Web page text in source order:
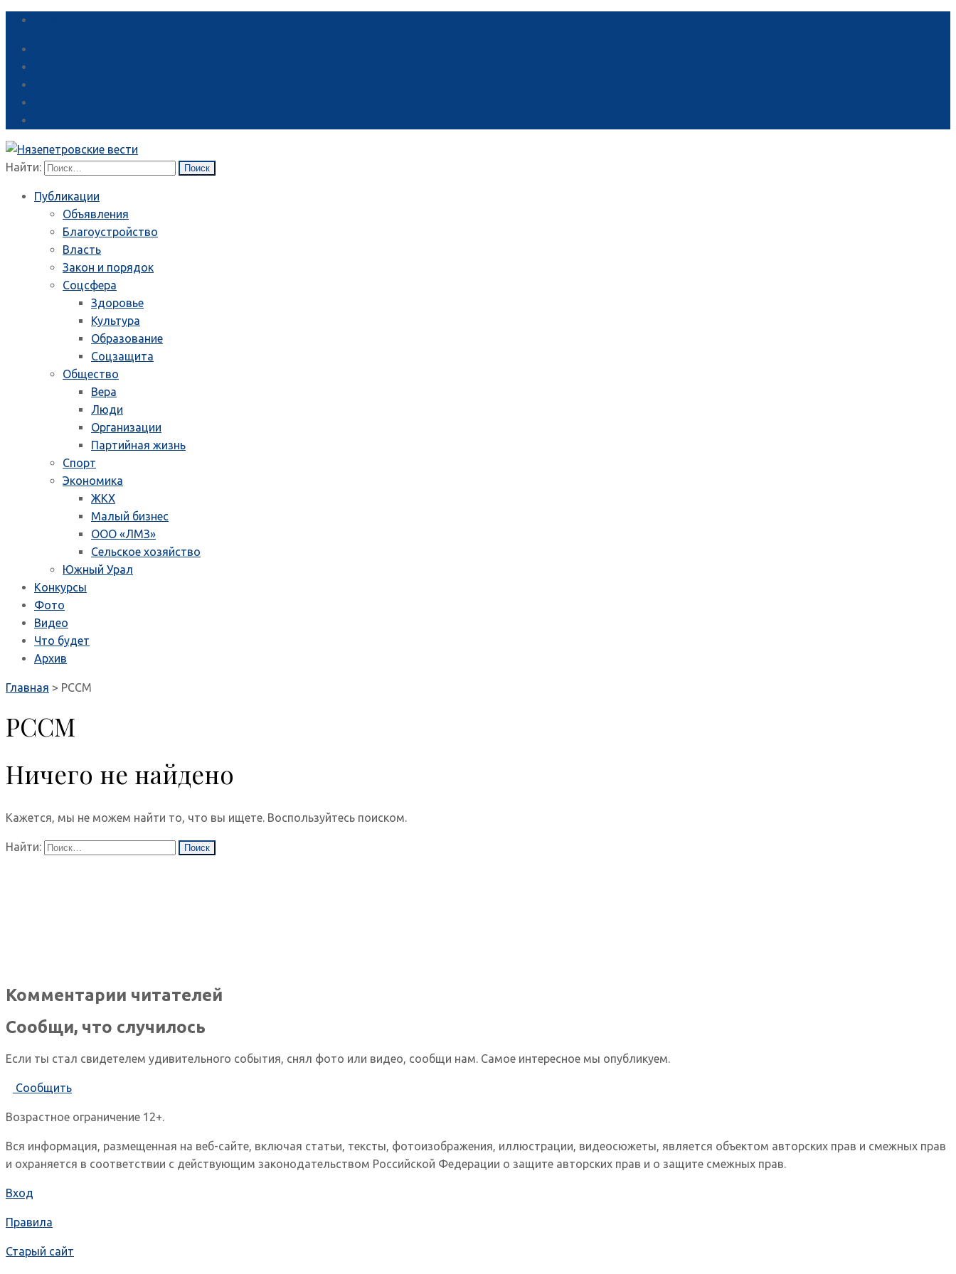
Найти:
Публикации
Объявления
Благоустройство
Власть
Закон и порядок
Соцсфера
Здоровье
Культура
Образование
Соцзащита
Общество
Вера
Люди
Организации
Партийная жизнь
Спорт
Экономика
ЖКХ
Малый бизнес
ООО «ЛМЗ»
Сельское хозяйство
Южный Урал
Конкурсы
Фото
Видео
Что будет
Архив
Главная > РССМ
РССМ
Ничего не найдено
Кажется, мы не можем найти то, что вы ищете. Воспользуйтесь поиском.
Найти:
Комментарии читателей
Сообщи, что случилось
Если ты стал свидетелем удивительного события, снял фото или видео, сообщи нам. Самое интересное мы опубликуем.
Сообщить
Возрастное ограничение 12+.
Вся информация, размещенная на веб-сайте, включая статьи, тексты, фотоизображения, иллюстрации, видеосюжеты, является объектом авторских прав и смежных прав
и охраняется в соответствии с действующим законодательством Российской Федерации о защите авторских прав и о защите смежных прав.
Вход
Правила
Старый сайт